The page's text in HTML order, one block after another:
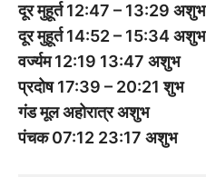
दूर मुहूर्त 12:47 – 13:29 अशुभ
दूर मुहूर्त 14:52 – 15:34 अशुभ
वर्ज्यम 12:19 13:47 अशुभ
प्रदोष 17:39 – 20:21 शुभ
गंड मूल अहोरात्र अशुभ
पंचक 07:12 23:17 अशुभ